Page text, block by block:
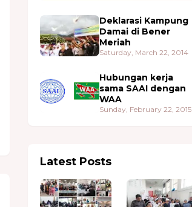
Deklarasi Kampung
Damai di Bener
Meriah
Saturday, March 22, 2014
Hubungan kerja
sama SAAI dengan
WAA
Sunday, February 22, 2015
Latest Posts